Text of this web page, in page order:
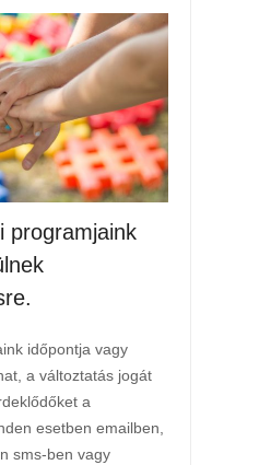
programjaink
időpontja vagy
a változtatás jogát
a
esetben emailben,
sms-ben vagy